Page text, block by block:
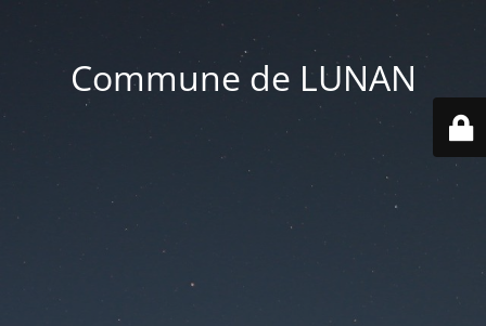
Commune de LUNAN